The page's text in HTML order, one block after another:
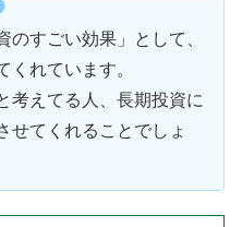
のすごい効果」として、
くれています。
考えてる人、長期投資に
せてくれることでしょ